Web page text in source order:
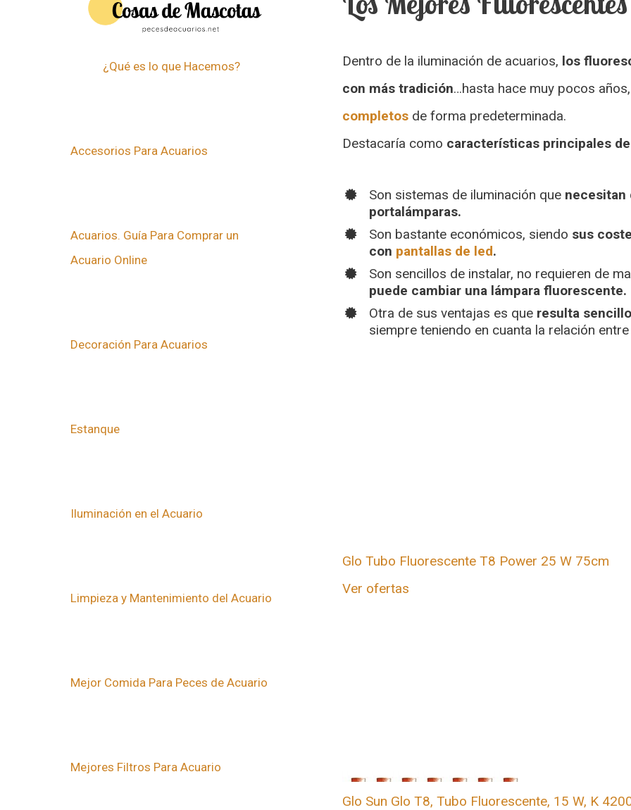
Dentro de la iluminación de acuarios, los
con más tradición…hasta hace muy pocos
completos de forma predeterminada.
Destacaría como características principales
Son sistemas de iluminación que necesitan
portalámparas.
Son bastante económicos, siendo sus
con pantallas de led.
Son sencillos de instalar, no requieren de
puede cambiar una lámpara fluorescente.
Otra de sus ventajas es que resulta
siempre teniendo en cuanta la relación
Glo Tubo Fluorescente T8 Power 25 W 75cm
Ver ofertas
Glo Sun Glo T8, Tubo Fluorescente, 15 W, K
¿Qué es lo que Hacemos?
Accesorios Para Acuarios
Acuarios. Guía Para Comprar un
Acuario Online
Decoración Para Acuarios
Estanque
Iluminación en el Acuario
Limpieza y Mantenimiento del Acuario
Mejor Comida Para Peces de Acuario
Mejores Filtros Para Acuario